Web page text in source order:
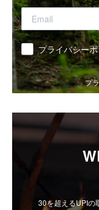
同意 プライバシー
プ
30を超えるUPIの